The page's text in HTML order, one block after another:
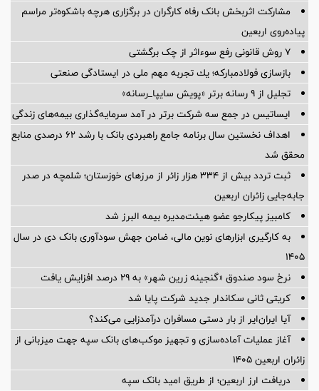
مشارکت اثربخش بانک رفاه کارگران در برگزاری هرچه باشکوه‌تر مراسم
پیاده‌روی اربعین
۷ روش قانونی رفع سوء‌اثر از چک برگشتی
بازسازی فولادمباركه؛ یك تجربه مهم ملی در ایستادگی صنعتی
تجلیل از ۹ رسانه برتر «پویش سایپا_رسانه»
ایساتیس در جمع سه شرکت برتر در آمد سرمایه‌گذاری بیمه‌های زندگی
اهداف نخستین سال برنامه جامع راهبردی بانک با رشد ۶۲ درصدی منابع
محقق شد
ثبت تردد بیش از ۳۳۴ هزار زائر از مرزهای خوزستان؛ شلمچه در صدر
جابه‌جایی زائران اربعین
کامبیز پیکارجو عضو هیئت‌مدیره بيمه البرز شد
به کارگیری ابزارهای نوین مالی، ضامن جهش سودآوری بانک دی در سال
۱۴۰۵
نرخ سود صندوق «گنجینه زرین شهر» به ۲۹ درصد افزایش یافت
کریتی ثانی سکاندار جدید شرکت پایا شد
آیا ایران‌ایر از بار دستی مسافران درآمدزایی می‌کند؟
آغاز عملیات آماده‌سازی و تجهیز موکب‌های بانک سپه جهت میزبانی از
زائران اربعین ۱۴۰۵
دریافت ارز اربعین؛ از طریق امید بانک سپه